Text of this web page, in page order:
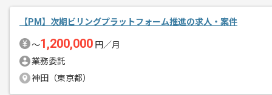
作業開始日
2026/07/07
エージェントからのコ
メント
【PM】次期ビリングプラットフォーム推進の求人・案件
〜1,200,000 円／月
業務委託
神田（東京都）